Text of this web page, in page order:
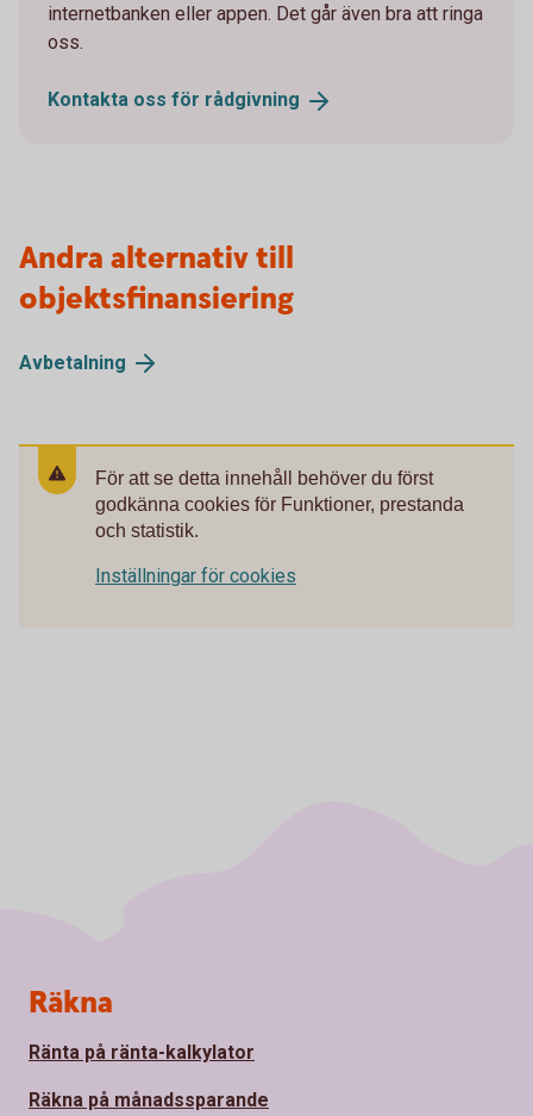
internetbanken eller appen. Det går även bra att ringa
oss.
Kontakta oss för rådgivning
Andra alternativ till
objektsfinansiering
Avbetalning
För att se detta innehåll behöver du först
godkänna cookies för Funktioner, prestanda
och statistik.
Inställningar för cookies
Sidfot
Räkna
Ränta på ränta-kalkylator
Räkna på månadssparande